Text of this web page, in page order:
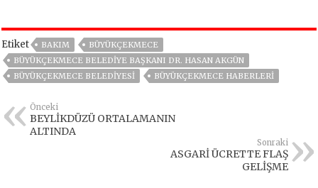
Etiket BAKIM
BÜYÜKÇEKMECE
BÜYÜKÇEKMECE BELEDIYE BAŞKANI DR. HASAN AKGÜN
BÜYÜKÇEKMECE BELEDIYESI
BÜYÜKÇEKMECE HABERLERI
Önceki
BEYLİKDÜZÜ ORTALAMANIN
ALTINDA
Sonraki
ASGARİ ÜCRETTE FLAŞ
GELİŞME